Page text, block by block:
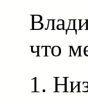
что